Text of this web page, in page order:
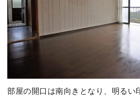
部屋の開口は南向きとなり、明るい